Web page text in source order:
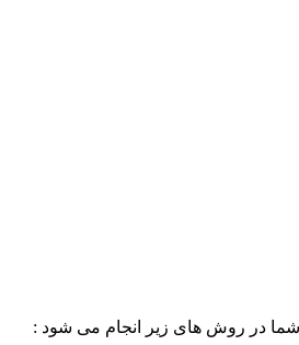
شما در روش های زیر انجام می شود :